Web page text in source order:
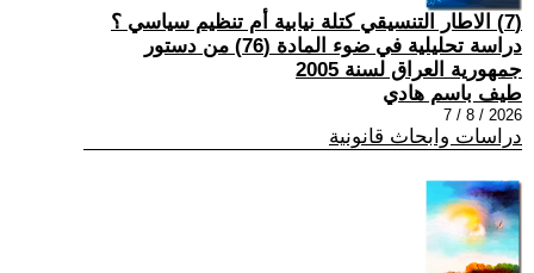
(7) الاطار التنسيقي كتلة نيابية أم تنظيم سياسي ؟
دراسة تحليلية في ضوء المادة (76) من دستور
جمهورية العراق لسنة 2005
طيف باسم هادي
2026 / 8 / 7
دراسات وابحاث قانونية